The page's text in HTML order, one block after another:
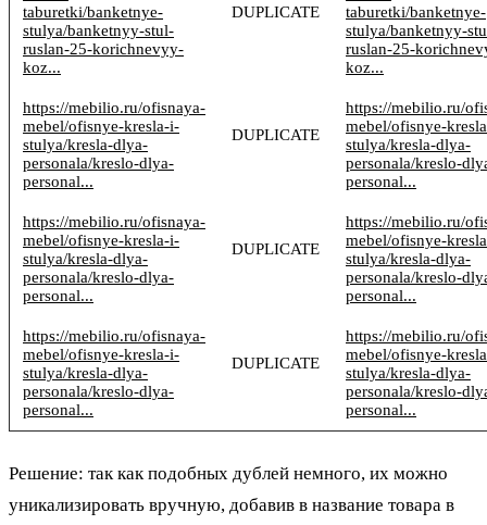
taburetki/banketnye-
stulya/banketnyy-stul-
ruslan-25-korichnevyy-
koz...
DUPLICATE
taburetki/banketnye-
stulya/banketnyy-
ruslan-25-
koz...
https://mebilio.ru/ofisnaya-
mebel/ofisnye-kresla-i-
stulya/kresla-dlya-
personala/kreslo-dlya-
personal...
DUPLICATE
https://mebilio.ru/
mebel/ofisnye-
stulya/kresla-dlya-
personala/kreslo-
personal...
https://mebilio.ru/ofisnaya-
mebel/ofisnye-kresla-i-
stulya/kresla-dlya-
personala/kreslo-dlya-
personal...
DUPLICATE
https://mebilio.ru/
mebel/ofisnye-
stulya/kresla-dlya-
personala/kreslo-
personal...
https://mebilio.ru/ofisnaya-
mebel/ofisnye-kresla-i-
stulya/kresla-dlya-
personala/kreslo-dlya-
personal...
DUPLICATE
https://mebilio.ru/
mebel/ofisnye-
stulya/kresla-dlya-
personala/kreslo-
personal...
Решение: так как подобных дублей немного, их можно
уникализировать вручную, добавив в название товара в